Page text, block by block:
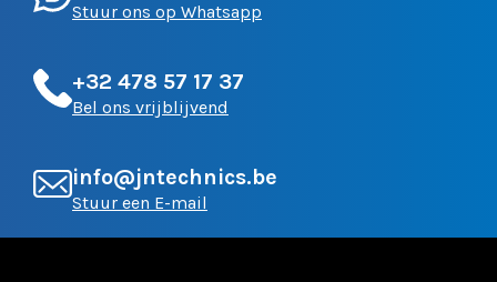
Stuur ons op Whatsapp
+32 478 57 17 37
Bel ons vrijblijvend
info@jntechnics.be
Stuur een E-mail